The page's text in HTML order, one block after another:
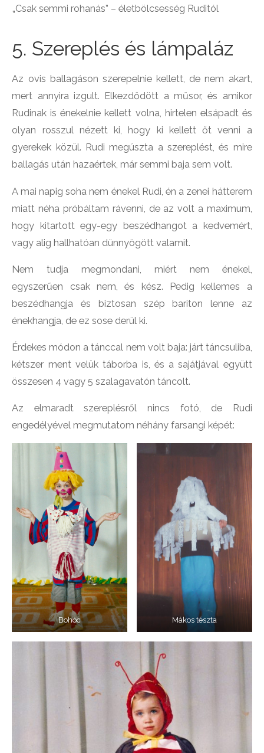
„Csak semmi rohanás” – életbölcsesség Ruditól
5. Szereplés és lámpaláz
Az ovis ballagáson szerepelnie kellett, de nem akart,
mert annyira izgult. Elkezdődött a műsor, és amikor
Rudinak is énekelnie kellett volna, hirtelen elsápadt és
olyan rosszul nézett ki, hogy ki kellett őt venni a
gyerekek közül. Rudi megúszta a szereplést, és mire
ballagás után hazaértek, már semmi baja sem volt.
A mai napig soha nem énekel Rudi, én a zenei hátterem
miatt néha próbáltam rávenni, de az volt a maximum,
hogy kitartott egy-egy beszédhangot a kedvemért,
vagy alig hallhatóan dünnyögött valamit.
Nem tudja megmondani, miért nem énekel,
egyszerűen csak nem, és kész. Pedig kellemes a
beszédhangja és biztosan szép bariton lenne az
énekhangja, de ez sose derül ki.
Érdekes módon a tánccal nem volt baja: járt táncsuliba,
kétszer ment velük táborba is, és a sajátjával együtt
összesen 4 vagy 5 szalagavatón táncolt.
Az elmaradt szereplésről nincs fotó, de Rudi
engedélyével megmutatom néhány farsangi képét:
Bohóc Mákos tészta